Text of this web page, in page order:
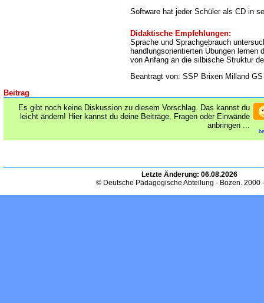
Software hat jeder Schüler als CD in
Didaktische Empfehlungen:
Sprache und Sprachgebrauch
handlungsorientierten Übungen lernen
von Anfang an die silbische Struktur
Beantragt von: SSP Brixen Milland
Beitrag
Es gibt noch keine Diskussion zu diesem Vorschlag. Das kannst du
leicht ändern! Hier kannst du deine Beiträge, Fragen oder Einwände
anbringen ...
Letzte Änderung: 06.08.2026
© Deutsche Pädagogische Abteilung - Bozen. 2000